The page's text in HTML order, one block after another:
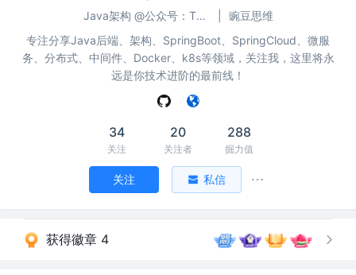
Java架构 @公众号：Thinking曹
豌豆思维
专注分享Java后端、架构、SpringBoot、SpringCloud、微服
务、分布式、中间件、Docker、k8s等领域，关注我，这里将永
远是你技术进阶的最前线！
34
关注
20
关注者
288
掘力值
关注 私信
获得徽章 4